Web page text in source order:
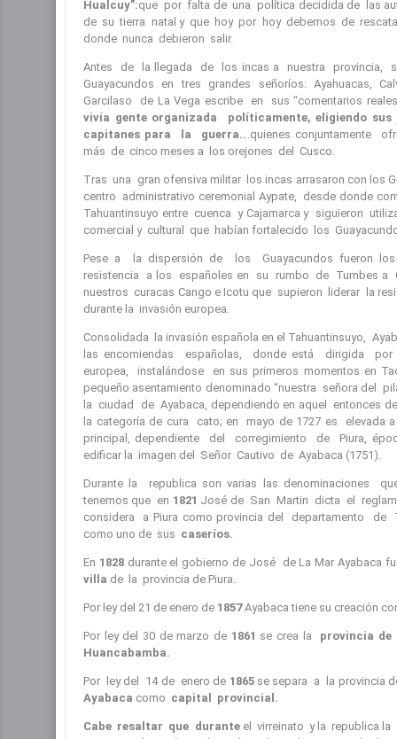
Hualcuy”:que por falta de una política decidida de las
de su tierra natal y que hoy por hoy debemos de
donde nunca debieron salir.
Antes de la llegada de los incas a nuestra provincia,
Guayacundos en tres grandes señoríos: Ayahuacas,
Garcilaso de La Vega escribe en sus “comentarios
vivía gente organizada políticamente, eligiendo
capitanes para la guerra.. .quienes conjuntamente
más de cinco meses a los orejones del Cusco.
Tras una gran ofensiva militar los incas arrasaron con los
centro administrativo ceremonial Aypate, desde donde
Tahuantinsuyo entre cuenca y Cajamarca y siguieron
comercial y cultural que habían fortalecido los
Pese a la dispersión de los Guayacundos fueron
resistencia a los españoles en su rumbo de Tumbes a
nuestros curacas Cango e Icotu que supieron liderar la
durante la invasión europea.
Consolidada la invasión española en el Tahuantinsuyo,
las encomiendas españolas, donde está dirigida
europea, instalándose en sus primeros momentos en
pequeño asentamiento denominado “nuestra señora del
la ciudad de Ayabaca, dependiendo en aquel entonces
la categoría de cura cato; en mayo de 1727 es elevada
principal, dependiente del corregimiento de Piura,
edificar la imagen del Señor Cautivo de Ayabaca (1751).
Durante la republica son varias las denominaciones
tenemos que en 1821 José de San Martin dicta el
considera a Piura como provincia del departamento de
como uno de sus caseríos.
En 1828durante el gobierno de José de La Mar Ayabaca
villa de la provincia de Piura.
Por ley del 21 de enero de 1857Ayabaca tiene su creación
Por ley del 30 de marzo de 1861 se crea la provincia de
Huancabamba.
Por ley del 14 de enero de 1865se separa a la provincia
Ayabaca como capital provincial.
Cabe resaltar que durante el virreinato y la republica